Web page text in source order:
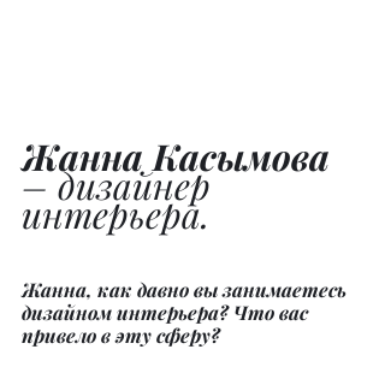
Жанна Касымова
– дизайнер
интерьера.
Жанна, как давно вы занимаетесь
дизайном интерьера? Что вас
привело в эту сферу?